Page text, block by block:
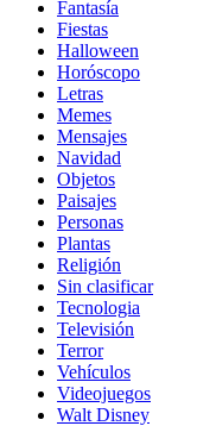
Fantasía
Fiestas
Halloween
Horóscopo
Letras
Memes
Mensajes
Navidad
Objetos
Paisajes
Personas
Plantas
Religión
Sin clasificar
Tecnologia
Televisión
Terror
Vehículos
Videojuegos
Walt Disney